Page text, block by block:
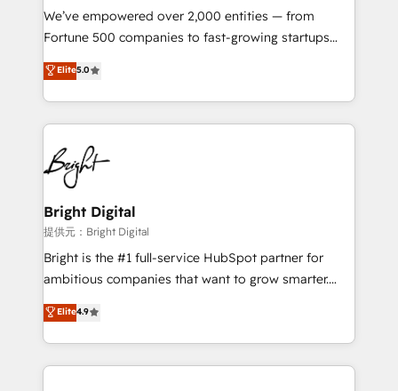
Marketing Enablement HubSpot Impact Award 🏆
2018 Website Design HubSpot Impact Award 🏆2017
Growth-Driven Design Agency of the Year 🏆2016
Sales Enablement HubSpot Impact Award 🏆2015
HubSpot COS Performance Award 🏆2014 HubSpot
COS Design Award 🏆2013 HubSpot Marketplace
Partner 📆Founded in 1997
We’ve empowered over 2,000 entities — from
Fortune 500 companies to fast-growing startups
and nonprofits — to streamline operations, scale
revenue, and unlock the full potential of HubSpot.
With deep technical and industry expertise, we fuse
automation, integration, and AI innovation to deliver
lasting impact. We specialize in: • Turnkey and end-
to-end HubSpot implementations • Onboarding for
Sales, Service, Marketing & Content Hubs • AI voice
and chat agents, predictive automation, and smart
workflows • Salesforce + HubSpot integration •
RevOps and AI-driven sales enablement • Website
design and CMS development • ERP integration: SAP,
and CRM migration from any platform •
Client/member portals built on HubSpot • Custom
Elite5.0
Bright Digital
提供元：Bright Digital
Bright is the #1 full-service HubSpot partner for
ambitious companies that want to grow smarter.
From HubSpot onboarding, to training, from
developing a new website to lead generation and
digital marketing; we do it all (and with great
results)! In short, our services include: - HubSpot
Elite4.9